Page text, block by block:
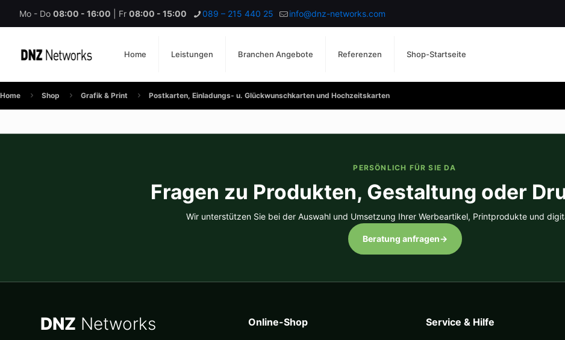
Mo - Do 08:00 - 16:00 | Fr 08:00 - 15:00 089 – 215 440 25 info@dnz-networks.com
Home Leistungen Branchen Angebote Referenzen Shop-Startseite
Home Shop Grafik & Print Postkarten, Einladungs- u. Glückwunschkarten und Hochzeitskarten
PERSÖNLICH FÜR SIE DA
Fragen zu Produkten, Gestaltung oder
Wir unterstützen Sie bei der Auswahl und Umsetzung Ihrer Werbeartikel, Printprodukte und
Beratung anfragen→
DNZ Networks Online-Shop Service & Hilfe